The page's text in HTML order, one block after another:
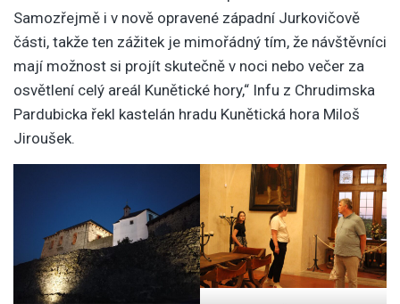
Samozřejmě i v nově opravené západní Jurkovičově
části, takže ten zážitek je mimořádný tím, že návštěvníci
mají možnost si projít skutečně v noci nebo večer za
osvětlení celý areál Kunětické hory,“ Infu z Chrudimska
Pardubicka řekl kastelán hradu Kunětická hora Miloš
Jiroušek.